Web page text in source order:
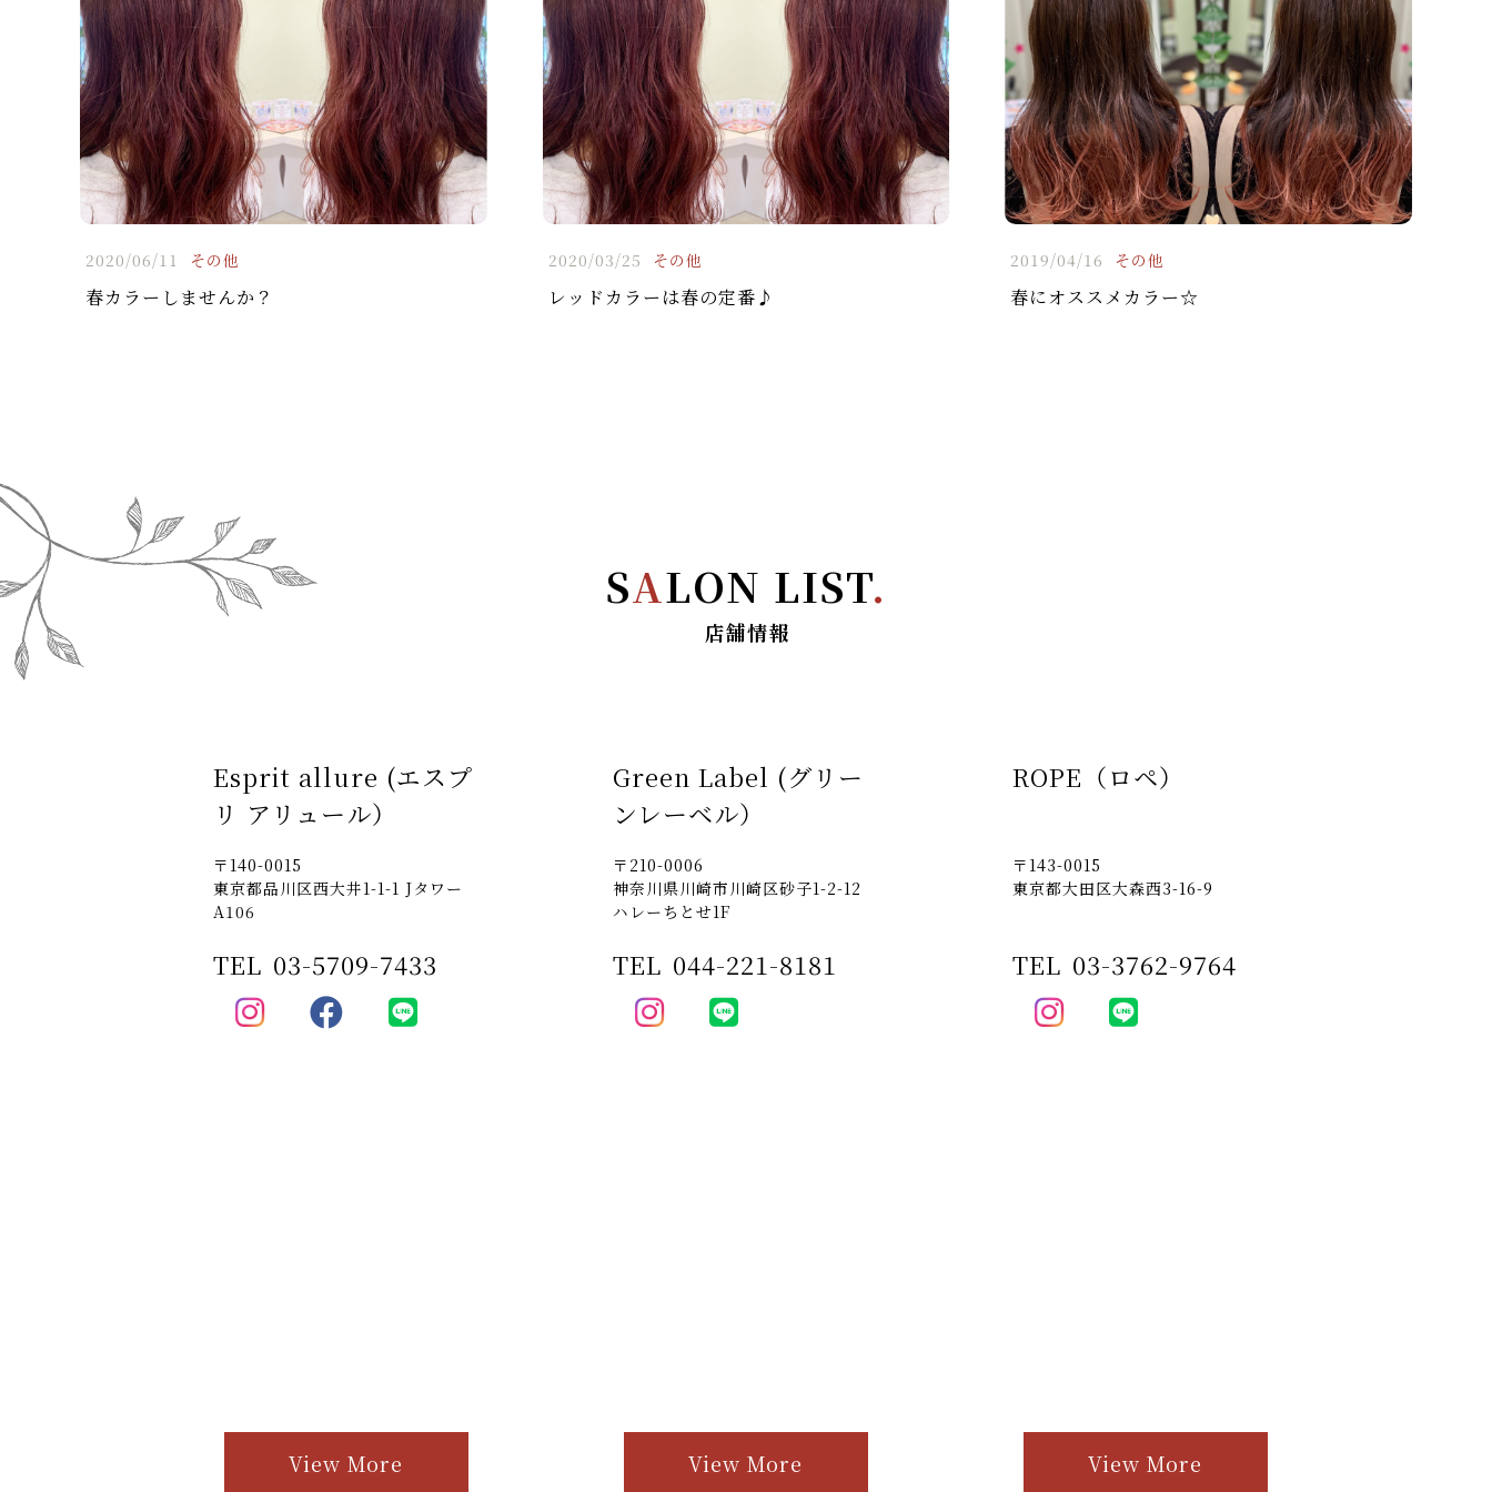
2020/06/11 その他
春カラーしませんか？
2020/03/25 その他
レッドカラーは春の定番♪
2019/04/16 その他
春にオススメカラー☆
SALON LIST.
店舗情報
Esprit allure (エスプ
リ アリュール）
〒140-0015
東京都品川区西大井1-1-1 Jタワー
A106
TEL 03-5709-7433
View More
Green Label (グリー
ンレーベル）
〒210-0006
神奈川県川崎市川崎区砂子1-2-12
ハレーちとせ1F
TEL 044-221-8181
View More
ROPE（ロペ）
〒143-0015
東京都大田区大森西3-16-9
TEL 03-3762-9764
View More